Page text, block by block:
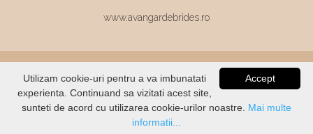
www.avangardebrides.ro
© 2026Elite Mariaj | Toate drepturile
rezervate
Dezvoltat de Voitin.com
STOC
Accept
Utilizam cookie-uri pentru a va imbunatati
experienta. Continuand sa vizitati acest site,
sunteti de acord cu utilizarea cookie-urilor noastre. Mai multe
informatii...